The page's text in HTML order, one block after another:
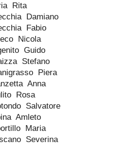
Rita
Damiano
Fabio
Nicola
Guido
Stefano
Piera
Anna
Rosa
Salvatore
Amleto
Maria
Severina